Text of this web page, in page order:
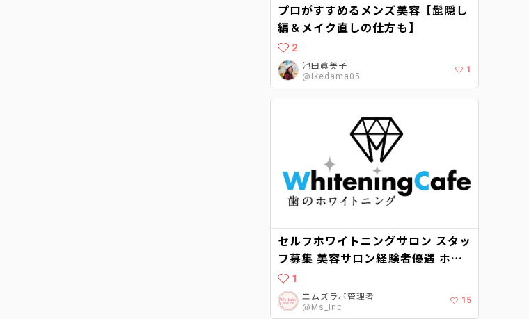
プロがすすめるメンズ美容【髭隠し
編＆メイク直しの仕方も】
2
池田眞美子
@Ikedama05
1
セルフホワイトニングサロン スタッ
フ募集 美容サロン経験者優遇 ホワ
イトニングカフェ柏店（千葉県柏
市）が2021年8月にオープン予定で
す。
1
エムズラボ管理者
@Ms_Inc
15